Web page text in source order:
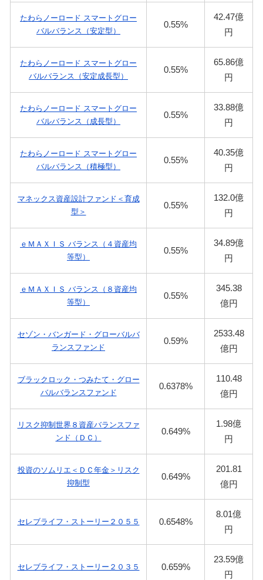
たわらノーロード スマートグロー
バルバランス（安定型）
0.55%
42.47億
円
たわらノーロード スマートグロー
バルバランス（安定成長型）
0.55%
65.86億
円
たわらノーロード スマートグロー
バルバランス（成長型）
0.55%
33.88億
円
たわらノーロード スマートグロー
バルバランス（積極型）
0.55%
40.35億
円
マネックス資産設計ファンド＜育成
型＞
0.55%
132.0億
円
ｅＭＡＸＩＳ バランス（４資産均
等型）
0.55%
34.89億
円
ｅＭＡＸＩＳ バランス（８資産均
等型）
0.55%
345.38
億円
セゾン・バンガード・グローバルバ
ランスファンド
0.59%
2533.48
億円
ブラックロック・つみたて・グロー
バルバランスファンド
0.6378%
110.48
億円
リスク抑制世界８資産バランスファ
ンド（ＤＣ）
0.649%
1.98億
円
投資のソムリエ＜ＤＣ年金＞リスク
抑制型
0.649%
201.81
億円
セレブライフ・ストーリー２０５５ 0.6548%
8.01億
円
セレブライフ・ストーリー２０３５ 0.659%
23.59億
円